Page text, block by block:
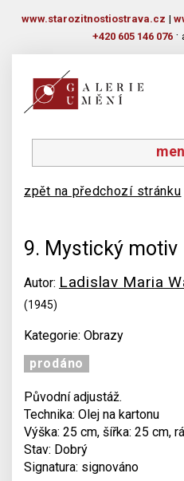
www.starozitnostiostrava.cz |
+420 605 146 076 ·
zpět na předchozí stránku
9. Mystický motiv
Autor: Ladislav Maria
(1945)
Kategorie: Obrazy
prodáno
Původní adjustáž.
Technika: Olej na kartonu
Výška: 25 cm, šířka: 25 cm,
Stav: Dobrý
Signatura: signováno